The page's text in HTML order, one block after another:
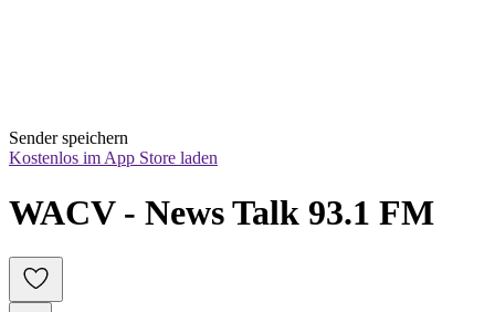
Sender speichern
Kostenlos im App Store laden
WACV - News Talk 93.1 FM